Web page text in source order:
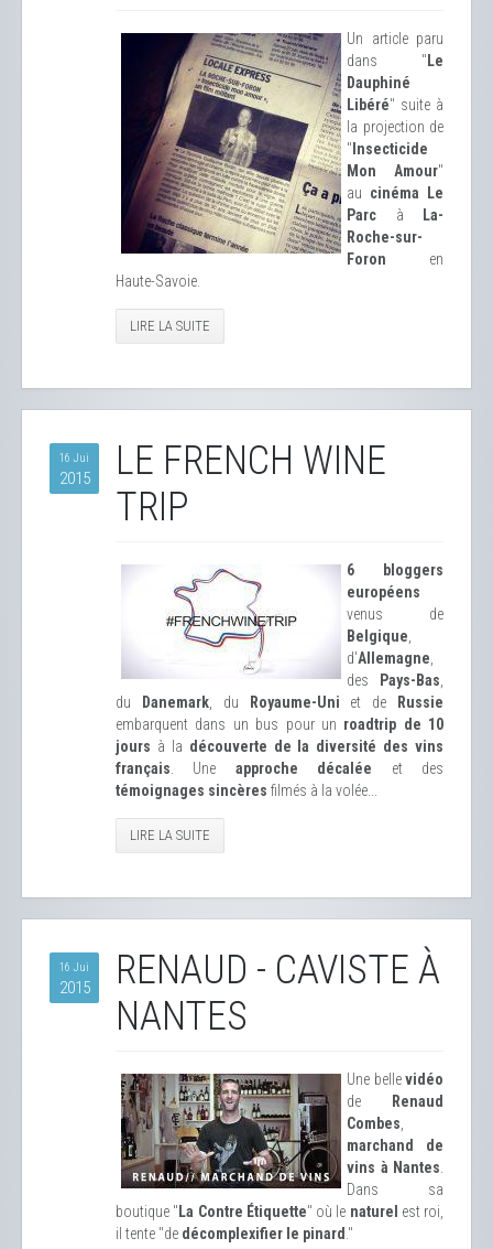
Un article paru
dans " Le
Dauphiné
Libéré" suite à
la projection de
" Insecticide
Mon Amour"
au cinéma Le
Parc à
La-
Roche-sur-
Foron en
Haute-Savoie.
LIRE LA SUITE
16 Jui
2015
LE FRENCH WINE
TRIP
6 bloggers
européens
venus de
Belgique
d'Allemagne
des
Pays-Bas
du
Danemark, du Royaume-Uni et de
Russie
embarquent dans un bus pour un roadtrip de 10
jours à la découverte de la diversité des vins
français . Une approche décalée et des
témoignages sincères filmés à la volée...
LIRE LA SUITE
16 Jui
2015
RENAUD - CAVISTE À
NANTES
Une bellevidéo
de Renaud
Combes
marchand de
vins à Nantes
Dans sa
boutique " La Contre Étiquette" où le naturel est roi,
il tente "de décomplexifier le pinard ."